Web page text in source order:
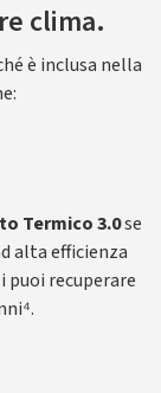
clima.
è inclusa nella
Termico 3.0se
alta efficienza
puoi recuperare